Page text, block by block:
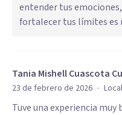
entender tus
fortalecer tus límites es
Tania Mishell Cuascota
23 de febrero de 2026 ·
Tuve una experiencia